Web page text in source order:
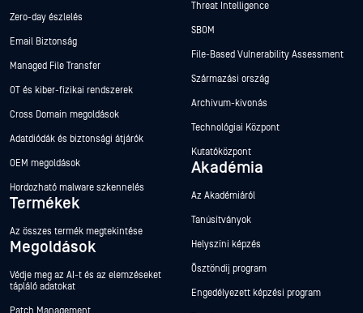
Zero-day észlelés
Email Biztonság
Managed File Transfer
OT és kiber-fizikai rendszerek
Cross Domain megoldások
Adatdiódák és biztonsági átjárók
OEM megoldások
Hordozható malware szkennelés
Termékek
Az összes termék megtekintése
Megoldások
Védje meg az AI-t és az elemzéseket
tápláló adatokat
Threat Intelligence
SBOM
File-Based Vulnerability Assessment
Származási ország
Archívum-kivonás
Technológiai Központ
Kutatóközpont
Akadémia
Az Akadémiáról
Tanúsítványok
Helyszíni képzés
Ösztöndíj program
Engedélyezett képzési program